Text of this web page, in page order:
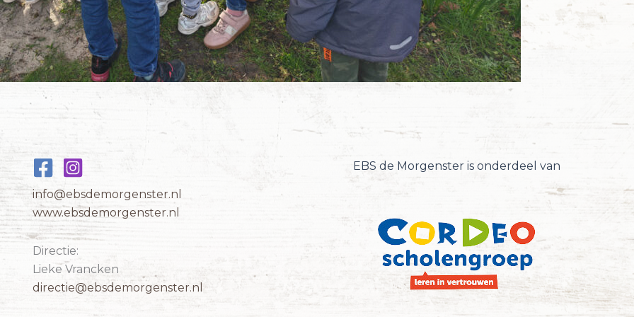
info@ebsdemorgenster.nl
www.ebsdemorgenster.nl
Directie:
Lieke Vrancken
directie@ebsdemorgenster.nl
EBS de Morgenster is onderdeel van